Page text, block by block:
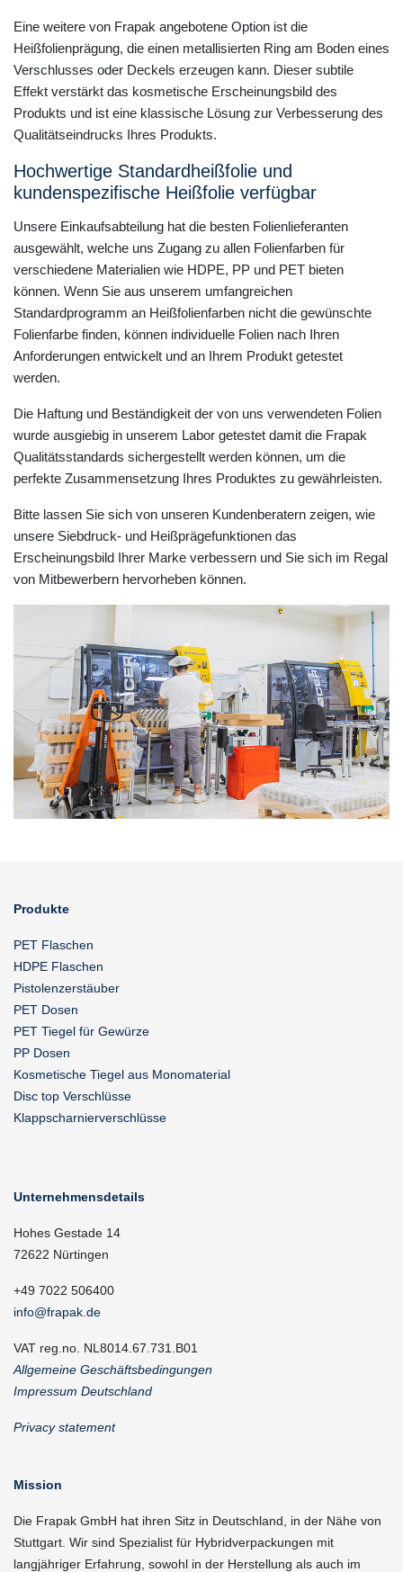
Eine weitere von Frapak angebotene Option ist die
Heißfolienprägung, die einen metallisierten Ring am Boden eines
Verschlusses oder Deckels erzeugen kann. Dieser subtile
Effekt verstärkt das kosmetische Erscheinungsbild des
Produkts und ist eine klassische Lösung zur Verbesserung des
Qualitätseindrucks Ihres Produkts.
Hochwertige Standardheißfolie und
kundenspezifische Heißfolie verfügbar
Unsere Einkaufsabteilung hat die besten Folienlieferanten
ausgewählt, welche uns Zugang zu allen Folienfarben für
verschiedene Materialien wie HDPE, PP und PET bieten
können. Wenn Sie aus unserem umfangreichen
Standardprogramm an Heißfolienfarben nicht die gewünschte
Folienfarbe finden, können individuelle Folien nach Ihren
Anforderungen entwickelt und an Ihrem Produkt getestet
werden.
Die Haftung und Beständigkeit der von uns verwendeten Folien
wurde ausgiebig in unserem Labor getestet damit die Frapak
Qualitätsstandards sichergestellt werden können, um die
perfekte Zusammensetzung Ihres Produktes zu gewährleisten.
Bitte lassen Sie sich von unseren Kundenberatern zeigen, wie
unsere Siebdruck- und Heißprägefunktionen das
Erscheinungsbild Ihrer Marke verbessern und Sie sich im Regal
von Mitbewerbern hervorheben können.
Produkte
PET Flaschen
HDPE Flaschen
Pistolenzerstäuber
PET Dosen
PET Tiegel für Gewürze
PP Dosen
Kosmetische Tiegel aus Monomaterial
Disc top Verschlüsse
Klappscharnierverschlüsse
Unternehmensdetails
Hohes Gestade 14
72622 Nürtingen
+49 7022 506400
info@frapak.de
VAT reg.no. NL8014.67.731.B01
Allgemeine Geschäftsbedingungen
Impressum Deutschland
Privacy statement
Mission
Die Frapak GmbH hat ihren Sitz in Deutschland, in der Nähe von
Stuttgart. Wir sind Spezialist für Hybridverpackungen mit
langjähriger Erfahrung, sowohl in der Herstellung als auch im